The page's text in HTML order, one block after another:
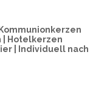
| Hotelkerzen
| Individuell nach